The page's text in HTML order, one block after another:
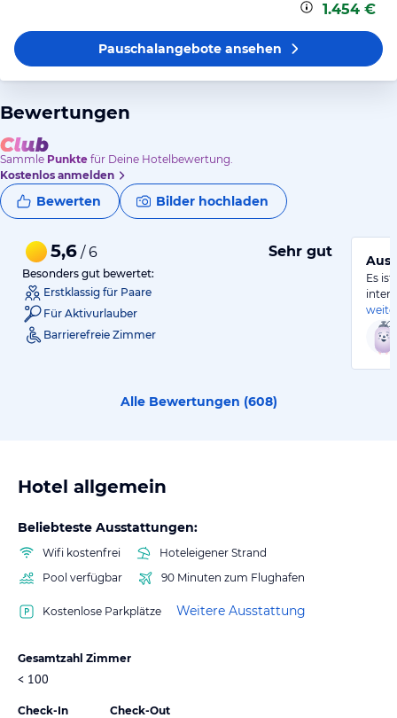
1.454 €
Pauschalangeboteansehen
Bewertungen
Sammle Punkte für Deine Hotelbewertung.
Kostenlos anmelden
Bewerten Bilder hochladen
5,6 / 6 Sehr gut
Besonders gut bewertet:
Erstklassig für Paare
Für Aktivurlauber
Barrierefreie Zimmer
Es
Alle Bewertungen (608)
Hotel allgemein
Beliebteste Ausstattungen:
Wifi kostenfrei
Hoteleigener Strand
Pool verfügbar
90 Minuten zum Flughafen
Kostenlose Parkplätze Weitere Ausstattung
Gesamtzahl Zimmer
< 100
Check-In Check-Out